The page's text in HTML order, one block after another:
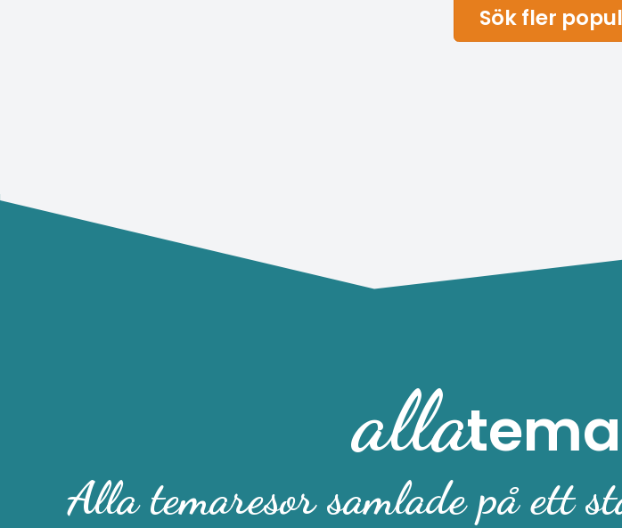
Sök fler
alla
Alla temaresor samlade på ett